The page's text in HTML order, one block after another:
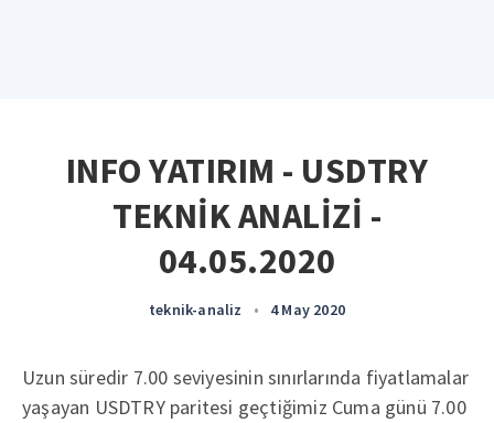
INFO YATIRIM - USDTRY
TEKNİK ANALİZİ -
04.05.2020
teknik-analiz • 4 May 2020
Uzun süredir 7.00 seviyesinin sınırlarında fiyatlamalar
yaşayan USDTRY paritesi geçtiğimiz Cuma günü 7.00